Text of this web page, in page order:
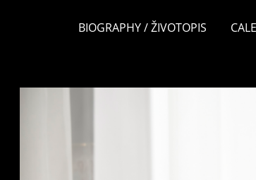
BIOGRAPHY / ŽIVOTOPIS